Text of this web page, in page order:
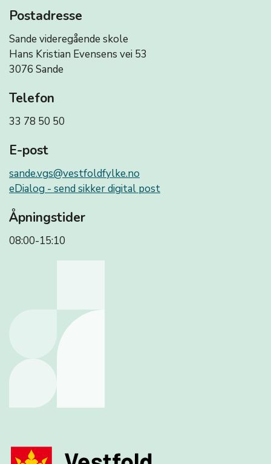
Postadresse
Sande videregående skole
Hans Kristian Evensens vei 53
3076 Sande
Telefon
33 78 50 50
E-post
sande.vgs@vestfoldfylke.no
eDialog - send sikker digital post
Åpningstider
08:00-15:10